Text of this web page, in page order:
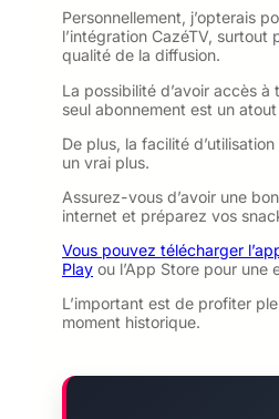
Personnellement, j’opterais
l’intégration CazéTV, surtout
qualité de la diffusion.
La possibilité d’avoir accès
seul abonnement est un atout
De plus, la facilité
un vrai plus.
Assurez-vous d’avoir une
internet et préparez vos
Vous pouvez télécharger
Play ou l’App Store pour une
L’important est de profiter
moment historique.